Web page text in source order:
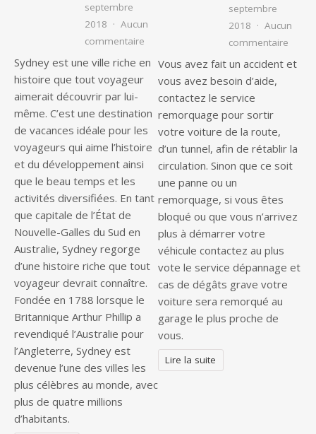
septembre
2018
Aucun
commentaire sur Une histoire rapide de Sydney
Sydney est une ville riche en
histoire que tout voyageur
aimerait découvrir par lui-
même. C’est une destination
de vacances idéale pour les
voyageurs qui aime l’histoire
et du développement ainsi
que le beau temps et les
activités diversifiées. En tant
que capitale de l’État de
Nouvelle-Galles du Sud en
Australie, Sydney regorge
d’une histoire riche que tout
voyageur devrait connaître.
Fondée en 1788 lorsque le
Britannique Arthur Phillip a
revendiqué l’Australie pour
l’Angleterre, Sydney est
devenue l’une des villes les
plus célèbres au monde, avec
plus de quatre millions
d’habitants.
septembre
2018
Aucun
commentaire
Vous avez fait un accident et
vous avez besoin d’aide,
contactez le service
remorquage pour sortir
votre voiture de la route,
d’un tunnel, afin de rétablir la
circulation. Sinon que ce soit
une panne ou un
remorquage, si vous êtes
bloqué ou que vous n’arrivez
plus à démarrer votre
véhicule contactez au plus
vote le service dépannage et
cas de dégâts grave votre
voiture sera remorqué au
garage le plus proche de
vous.
Lire la suite